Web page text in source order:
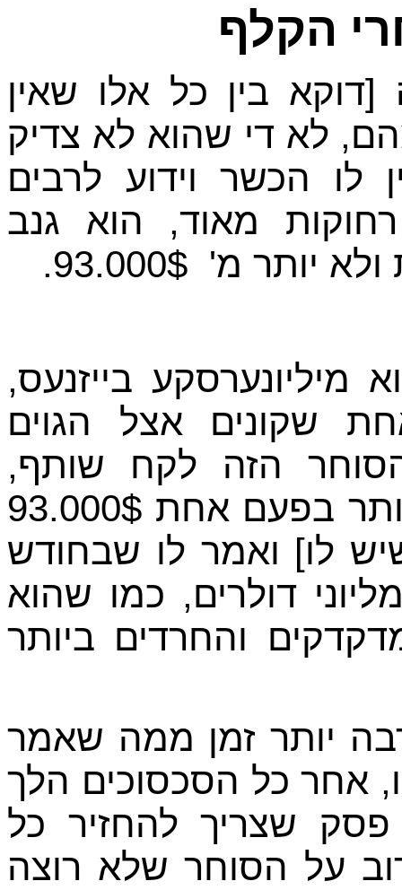
הקלף
בין כל אלו שאין
לא די שהוא לא צדיק
לו הכשר וידוע לרבים
מאוד, הוא גנב
מ' 93.000$.
בייזנעס,
שקונים אצל הגוים
הזה לקח שותף,
והשותף הכניס לא פחות ולא יותר בפעם אחת 93.000$
לו] ואמר לו שבחודש
דולרים, כמו שהוא
והחרדים ביותר
יותר זמן ממה שאמר
אחר כל הסכסוכים הלך
פסק שצריך להחזיר כל
על הסוחר שלא רוצה